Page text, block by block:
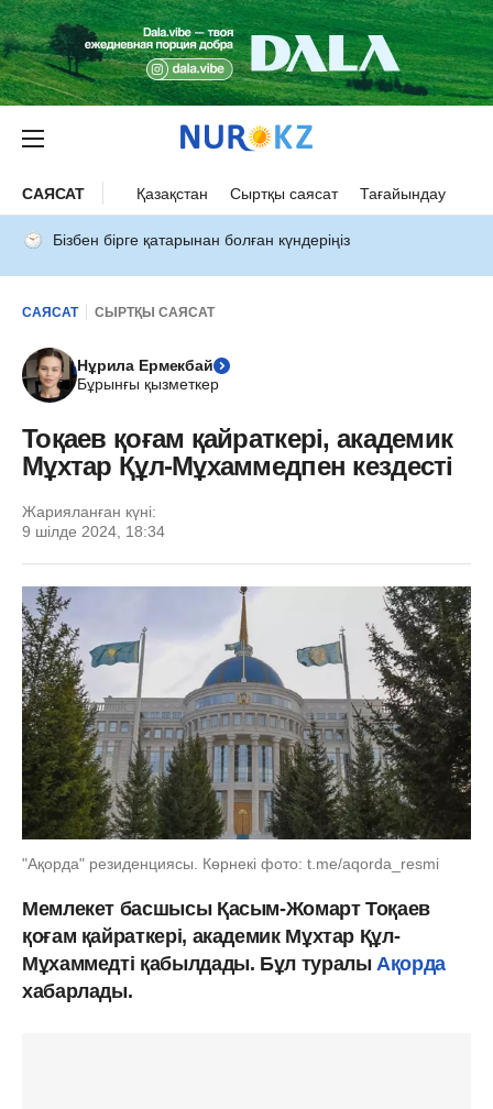
САЯСАТ Қазақстан Сыртқы саясат Тағайындау
Бізбен бірге қатарынан болған күндеріңіз
САЯСАТ СЫРТҚЫ САЯСАТ
Нұрила Ермекбай
Бұрынғы қызметкер
Тоқаев қоғам қайраткері, академик
Мұхтар Құл-Мұхаммедпен кездесті
Жарияланған күні:
9 шілде 2024, 18:34
"Ақорда" резиденциясы. Көрнекі фото: t.me/aqorda_resmi
Мемлекет басшысы Қасым-Жомарт Тоқаев
қоғам қайраткері, академик Мұхтар Құл-
Мұхаммедті қабылдады. Бұл туралы Ақорда
хабарлады.